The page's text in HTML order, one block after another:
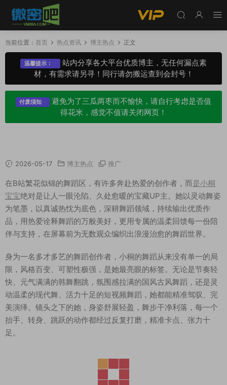
当前位置： 首页 热点资讯 博主热点 正文
温馨提示：
站内分享各大平台优质博主，无任何漏点素
材，有需求请另寻！同行请勿搬运查到会封号！
付废须知
避免为了三瓜两枣而不愉快，请自行考虑是否值
得花米，感觉不值请关闭网页！
2026-05-17 博主热点 推广
在B站繁花似锦的舞蹈区，有许多奔赴热爱的创作者，而是小桐
宝宝绝对是让人一眼沦陷、久处愈暖的宝藏UP主。她以灵动舞姿
为笔墨，以真诚热忱为底色，深耕舞蹈领域，持续输出优质作
品，用热爱诠释舞蹈的万般美好，更用专属的温柔回馈每一份陪
伴与支持，在屏幕前为无数观众编织出浪漫治愈的舞蹈世界。
身为一名多才多艺的舞蹈创作者，小桐的舞蹈从来没有单一的局
限，风格百变、可塑性极强，是她最亮眼的标签。无论是节奏轻
快、元气满满的韩舞翻跳，氛围感拉满的国风古风舞蹈，还是灵
动温柔的现代舞、活力十足的短视频舞蹈，她都能精准驾驭、完
美演绎。镜头之下的她，身姿舒展轻盈，舞步干净利落，每一个
抬手、转身、跳跃的动作都经过反复打磨，精准卡点、张力十
足。